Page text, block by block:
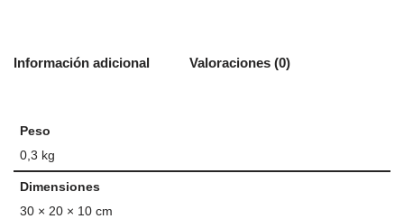
Información adicional Valoraciones (0)
Peso
0,3 kg
Dimensiones
30 × 20 × 10 cm